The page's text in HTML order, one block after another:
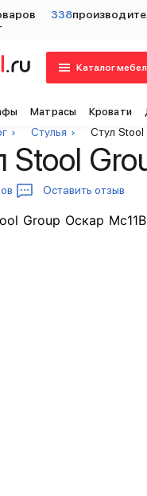
338
Каталог
Матрасы Кровати
Стулья Стул Stool
Stool
Оставить отзыв